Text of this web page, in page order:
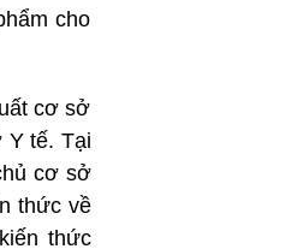
cho
cơ sở
Y tế. Tại
cơ sở
thức về
thức